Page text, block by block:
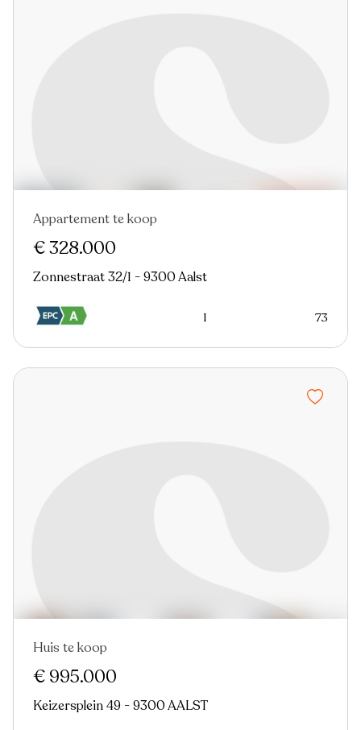
Nieuw
Appartement te koop
€ 328.000
Zonnestraat 32/1 - 9300 Aalst
1 73
Nieuw
Huis te koop
€ 995.000
Keizersplein 49 - 9300 AALST